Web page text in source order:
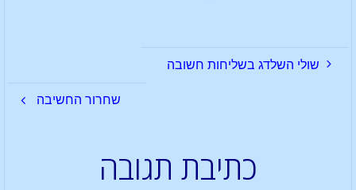
שולי השלדג בשליחות חשובה
שחרור החשיבה
כתיבת תגובה